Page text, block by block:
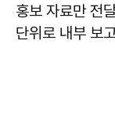
홍보 자료만 전
단위로 내부 보